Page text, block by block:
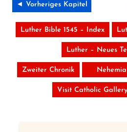
◄ Vorheriges Kapitel
Luther Bible 1545 – Index
Luther – Neues
Zweiter Chronik Nehemia
Visit Catholic